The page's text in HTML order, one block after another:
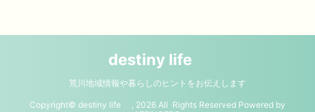
destiny life
荒川地域情報や暮らしのヒントをお伝えします
Copyright© destiny life , 2026 All Rights Reserved Powered by